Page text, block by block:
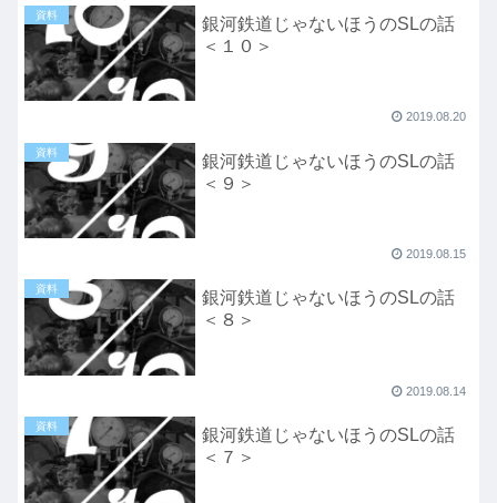
資料
銀河鉄道じゃないほうのSLの話
＜１０＞
2019.08.20
資料
銀河鉄道じゃないほうのSLの話
＜９＞
2019.08.15
資料
銀河鉄道じゃないほうのSLの話
＜８＞
2019.08.14
資料
銀河鉄道じゃないほうのSLの話
＜７＞